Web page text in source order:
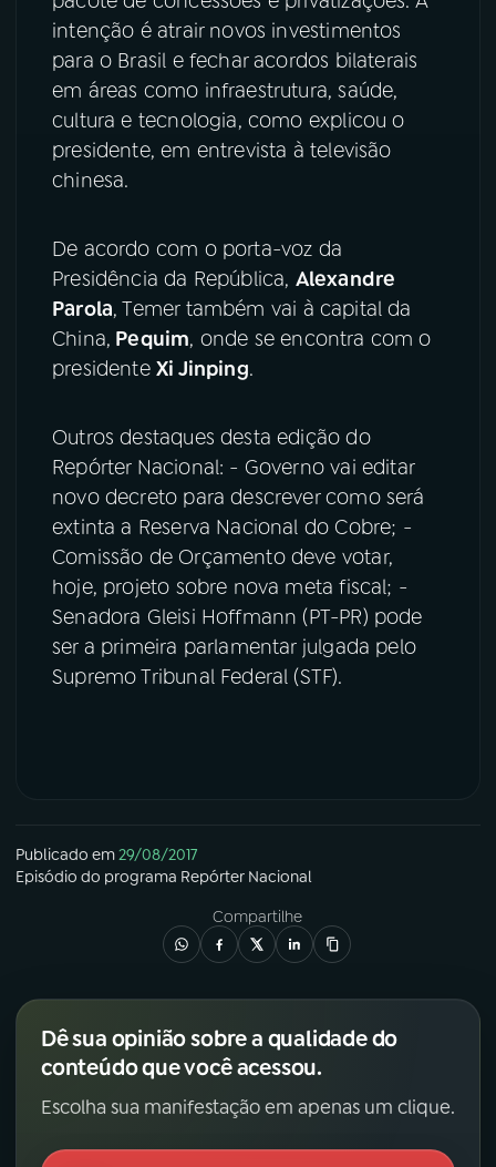
intenção é atrair novos investimentos
para o Brasil e fechar acordos bilaterais
em áreas como infraestrutura, saúde,
cultura e tecnologia, como explicou o
presidente, em entrevista à televisão
chinesa.
De acordo com o porta-voz da
Presidência da República, Alexandre
Parola, Temer também vai à capital da
China, Pequim, onde se encontra com o
presidente Xi Jinping.
Outros destaques desta edição do
Repórter Nacional: - Governo vai editar
novo decreto para descrever como será
extinta a Reserva Nacional do Cobre; -
Comissão de Orçamento deve votar,
hoje, projeto sobre nova meta fiscal; -
Senadora Gleisi Hoffmann (PT-PR) pode
ser a primeira parlamentar julgada pelo
Supremo Tribunal Federal (STF).
Publicado em29/08/2017
Episódio do programa Repórter Nacional
Compartilhe
Dê sua opinião sobre a qualidade do
conteúdo que você acessou.
Escolha sua manifestação em apenas um clique.